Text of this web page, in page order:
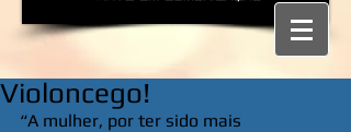
Violoncego!
“A mulher, por ter sido mais